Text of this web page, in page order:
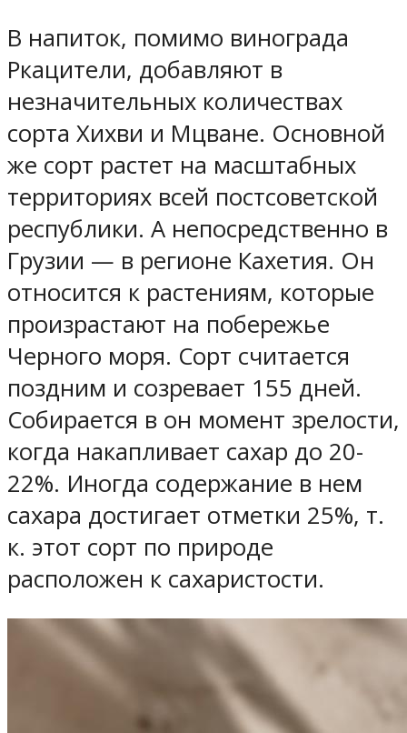
В напиток, помимо винограда
Ркацители, добавляют в
незначительных количествах
сорта Хихви и Мцване. Основной
же сорт растет на масштабных
территориях всей постсоветской
республики. А непосредственно в
Грузии — в регионе Кахетия. Он
относится к растениям, которые
произрастают на побережье
Черного моря. Сорт считается
поздним и созревает 155 дней.
Собирается в он момент зрелости,
когда накапливает сахар до 20-
22%. Иногда содержание в нем
сахара достигает отметки 25%, т.
к. этот сорт по природе
расположен к сахаристости.